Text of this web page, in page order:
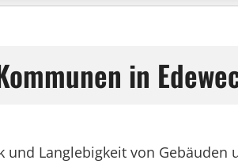
in
Langlebigkeit von Gebäuden